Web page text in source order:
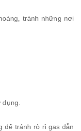
tránh những nơi
để tránh rò rỉ gas dẫn